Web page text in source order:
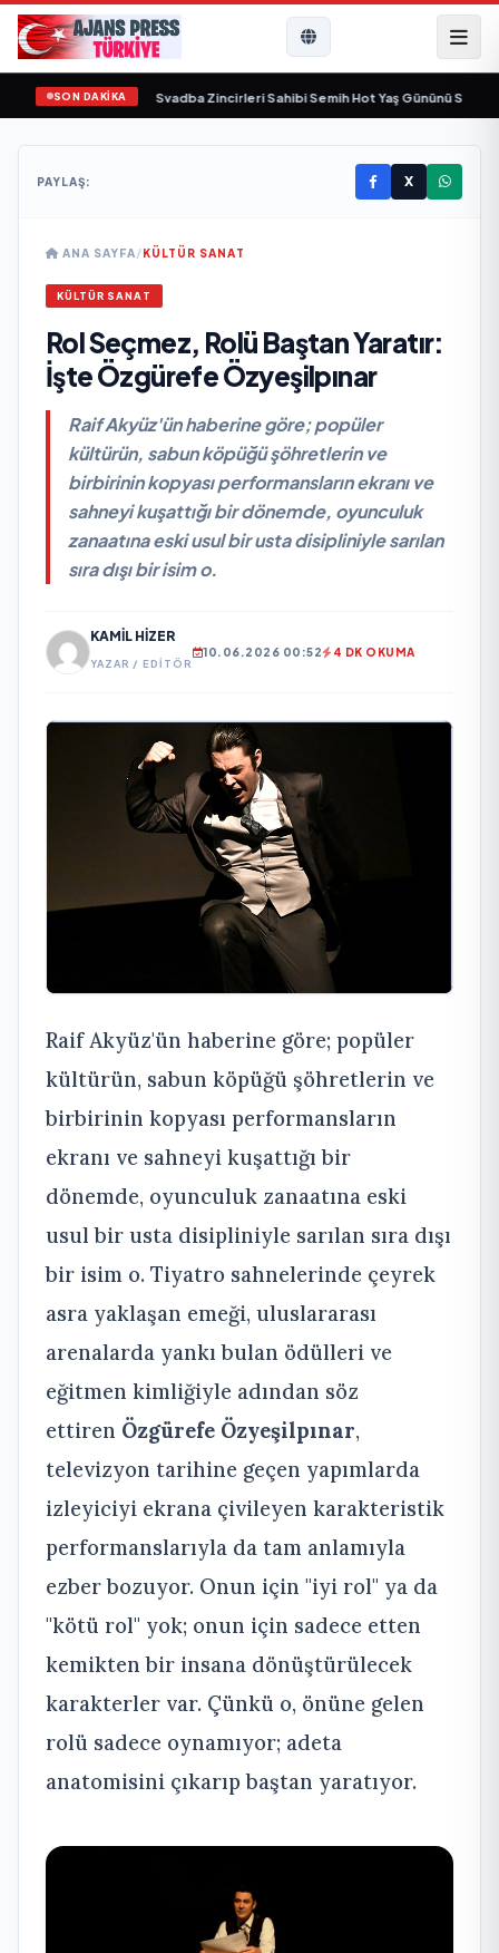
SON DAKİKA
yaşamını yitirdi• Svadba Zincirleri Sahibi Semih Hot Yaş Gününü Sanat ve
PAYLAŞ: X
ANA SAYFA/KÜLTÜR SANAT
KÜLTÜR SANAT
Rol Seçmez, Rolü Baştan Yaratır:
İşte Özgürefe Özyeşilpınar
Raif Akyüz'ün haberine göre; popüler
kültürün, sabun köpüğü şöhretlerin ve
birbirinin kopyası performansların ekranı ve
sahneyi kuşattığı bir dönemde, oyunculuk
zanaatına eski usul bir usta disipliniyle sarılan
sıra dışı bir isim o.
KAMIL HIZER
YAZAR / EDITÖR
10.06.2026 00:52 4 DK OKUMA
Raif Akyüz'ün haberine göre; popüler
kültürün, sabun köpüğü şöhretlerin ve
birbirinin kopyası performansların
ekranı ve sahneyi kuşattığı bir
dönemde, oyunculuk zanaatına eski
usul bir usta disipliniyle sarılan sıra dışı
bir isim o. Tiyatro sahnelerinde çeyrek
asra yaklaşan emeği, uluslararası
arenalarda yankı bulan ödülleri ve
eğitmen kimliğiyle adından söz
ettiren Özgürefe Özyeşilpınar,
televizyon tarihine geçen yapımlarda
izleyiciyi ekrana çivileyen karakteristik
performanslarıyla da tam anlamıyla
ezber bozuyor. Onun için "iyi rol" ya da
"kötü rol" yok; onun için sadece etten
kemikten bir insana dönüştürülecek
karakterler var. Çünkü o, önüne gelen
rolü sadece oynamıyor; adeta
anatomisini çıkarıp baştan yaratıyor.